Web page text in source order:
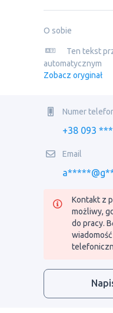
O sobie
Ten tekst
automatycznym
Zobacz oryginał
Numer
+38 093
Email
Kontakt z
możliwy,
do pracy.